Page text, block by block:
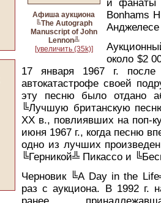
Афиша аукциона
╚The Autograph
Manuscript of John
Lennon╩
[увеличить (35k)]
и фанаты
Bonhams
Анджелесе
около $2
17 января 1967 г.
автокатастрофе своей
эту песню было отдано
╚Лучшую британскую
XX в., повлиявших на поп-
июня 1967 г., когда песню
одно из лучших
╚Герникой╩ Пикассо и
Черновик ╚A Day in the
раз с аукциона. В 1992 г.